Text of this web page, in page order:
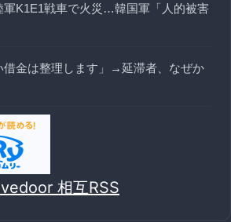
軍K1E1戦車で火災…韓国軍「人的被害
借金は整理します」→延滞者、なぜか
相互RSS